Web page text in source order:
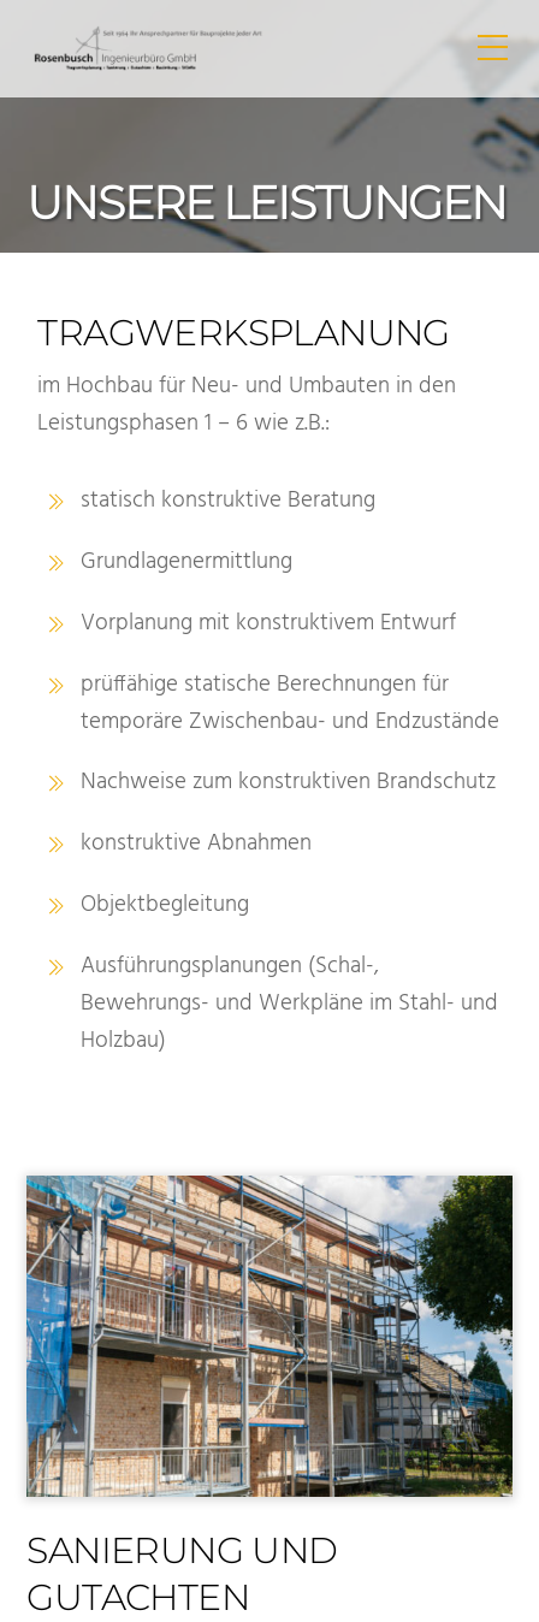
content
UNSERE LEISTUNGEN
TRAGWERKSPLANUNG
im Hochbau für Neu- und Umbauten in den
Leistungsphasen 1 – 6 wie z.B.:
statisch konstruktive Beratung
Grundlagenermittlung
Vorplanung mit konstruktivem Entwurf
prüffähige statische Berechnungen für
temporäre Zwischenbau- und Endzustände
Nachweise zum konstruktiven Brandschutz
konstruktive Abnahmen
Objektbegleitung
Ausführungsplanungen (Schal-,
Bewehrungs- und Werkpläne im Stahl- und
Holzbau)
SANIERUNG UND
GUTACHTEN